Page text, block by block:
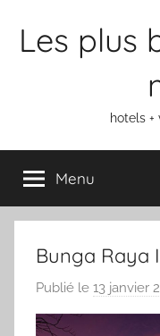
Les plus
hotels +
Menu
Bunga Raya
Publié le 13 janvier